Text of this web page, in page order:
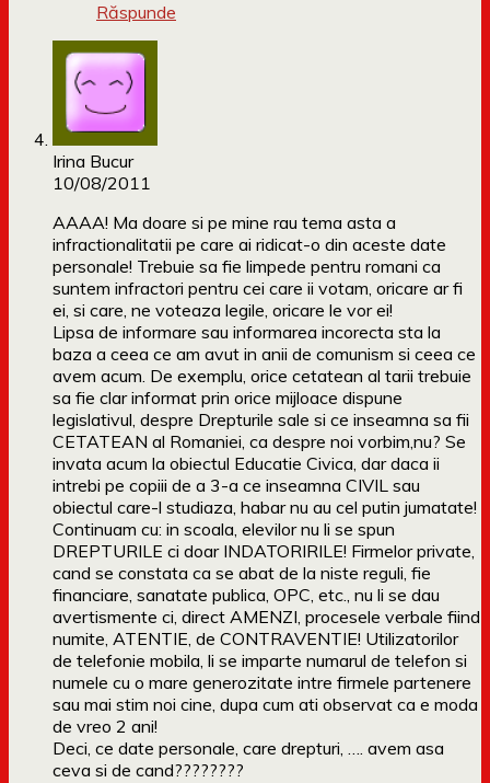
Răspunde
Irina Bucur
10/08/2011
AAAA! Ma doare si pe mine rau tema asta a
infractionalitatii pe care ai ridicat-o din aceste date
personale! Trebuie sa fie limpede pentru romani ca
suntem infractori pentru cei care ii votam, oricare ar fi
ei, si care, ne voteaza legile, oricare le vor ei!
Lipsa de informare sau informarea incorecta sta la
baza a ceea ce am avut in anii de comunism si ceea ce
avem acum. De exemplu, orice cetatean al tarii trebuie
sa fie clar informat prin orice mijloace dispune
legislativul, despre Drepturile sale si ce inseamna sa fii
CETATEAN al Romaniei, ca despre noi vorbim,nu? Se
invata acum la obiectul Educatie Civica, dar daca ii
intrebi pe copiii de a 3-a ce inseamna CIVIL sau
obiectul care-l studiaza, habar nu au cel putin jumatate!
Continuam cu: in scoala, elevilor nu li se spun
DREPTURILE ci doar INDATORIRILE! Firmelor private,
cand se constata ca se abat de la niste reguli, fie
financiare, sanatate publica, OPC, etc., nu li se dau
avertismente ci, direct AMENZI, procesele verbale fiind
numite, ATENTIE, de CONTRAVENTIE! Utilizatorilor
de telefonie mobila, li se imparte numarul de telefon si
numele cu o mare generozitate intre firmele partenere
sau mai stim noi cine, dupa cum ati observat ca e moda
de vreo 2 ani!
Deci, ce date personale, care drepturi, …. avem asa
ceva si de cand????????